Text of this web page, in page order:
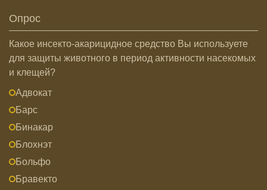
Опрос
Какое инсекто-акарицидное средство Вы используете
для защиты животного в период активности насекомых
и клещей?
Адвокат
Барс
Бинакар
Блохнэт
Больфо
Бравекто